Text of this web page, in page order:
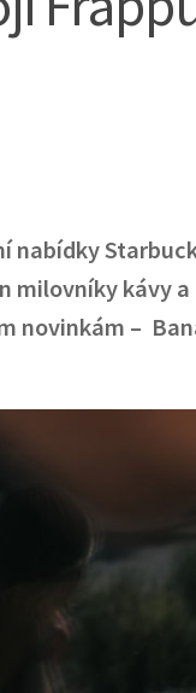
nabídky
milovníky kávy
novinkám –